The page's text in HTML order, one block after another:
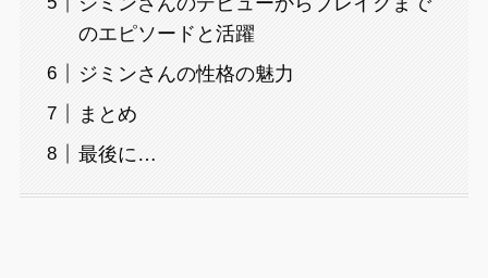
のエピソードと活躍
ジミンさんの性格の魅力
まとめ
最後に…